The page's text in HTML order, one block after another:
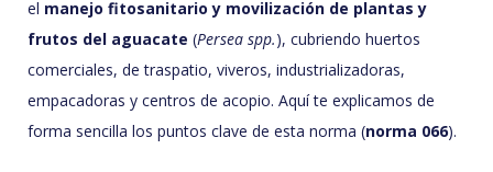
el manejo fitosanitario y movilización de plantas y
frutos del aguacate (Persea spp.), cubriendo huertos
comerciales, de traspatio, viveros, industrializadoras,
empacadoras y centros de acopio. Aquí te explicamos de
forma sencilla los puntos clave de esta norma (norma 066).